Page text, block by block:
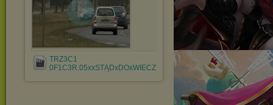
TRZ3C1
0F1C3R.05xxSTĄDxDOxWIECZNOŚCIxxx.mkv